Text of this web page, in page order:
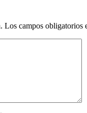
Los campos obligatorios